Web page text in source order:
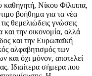
καθηγητή, Νίκου Φίλιππα,
βοήθημα για τα νέα
θεμελιώδεις γνώσεις
την οικονομία, αλλά
και την Ευρωπαϊκή
αλφαβητισμός των
και όχι μόνον, αποτελεί
Ιδιαίτερα σήμερα που